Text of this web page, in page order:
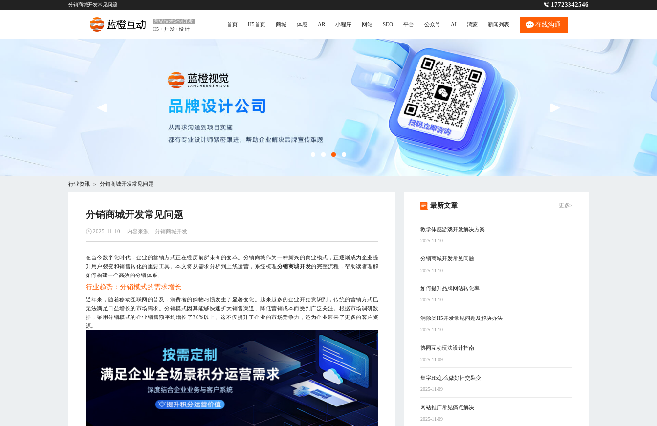
分销商城开发常见问题 17723342546
营销技术定制开发
H5+开发+设计
首页 H5首页 商城 体感 AR 小程序 网站 SEO 平台 公众号 AI 鸿蒙 新闻列表 在线沟通
行业资讯 > 分销商城开发常见问题
分销商城开发常见问题
2025-11-10 内容来源 分销商城开发
在当今数字化时代，企业的营销方式正在经历前所未有的变革。分销商城作为一种新兴的商业模式，正逐渐成为企业提
升用户裂变和销售转化的重要工具。本文将从需求分析到上线运营，系统梳理分销商城开发的完整流程，帮助读者理解
如何构建一个高效的分销体系。
行业趋势：分销模式的需求增长
近年来，随着移动互联网的普及，消费者的购物习惯发生了显著变化。越来越多的企业开始意识到，传统的营销方式已
无法满足日益增长的市场需求。分销模式因其能够快速扩大销售渠道、降低营销成本而受到广泛关注。根据市场调研数
据，采用分销模式的企业销售额平均增长了30%以上。这不仅提升了企业的市场竞争力，还为企业带来了更多的客户资
源。
最新文章 更多>
教学体感游戏开发解决方案
2025-11-10
分销商城开发常见问题
2025-11-10
如何提升品牌网站转化率
2025-11-10
消除类H5开发常见问题及解决办法
2025-11-10
协同互动玩法设计指南
2025-11-09
集字H5怎么做好社交裂变
2025-11-09
网站推广常见痛点解决
2025-11-09